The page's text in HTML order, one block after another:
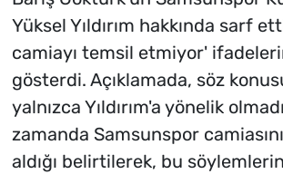
Yüksel Yıldırım hakkında sarf
camiayı temsil etmiyor'
gösterdi. Açıklamada, söz
yalnızca Yıldırım'a yönelik
zamanda Samsunspor
aldığı belirtilerek, bu